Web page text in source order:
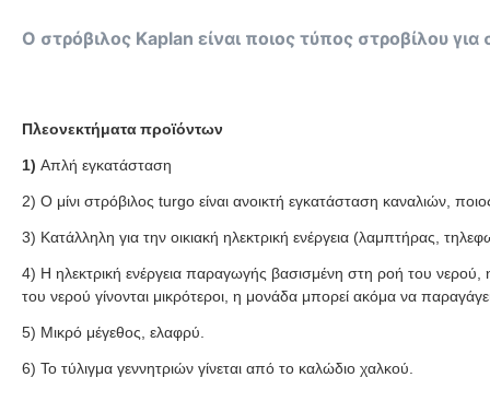
Ο στρόβιλος Kaplan είναι ποιος τύπος στροβίλου
Πλεονεκτήματαπροϊόντων
1) Απλή εγκατάσταση
2) Ο μίνι στρόβιλος turgo είναι ανοικτή εγκατάσταση καναλιών,
3) Κατάλληλη για την οικιακή ηλεκτρική ενέργεια (λαμπτήρας,
4) Η ηλεκτρική ενέργεια παραγωγής βασισμένη στη ροή του νερού,
του νερού γίνονται μικρότεροι, η μονάδα μπορεί ακόμα να
5) Μικρό μέγεθος, ελαφρύ.
6) Το τύλιγμα γεννητριών γίνεται από το καλώδιο χαλκού.